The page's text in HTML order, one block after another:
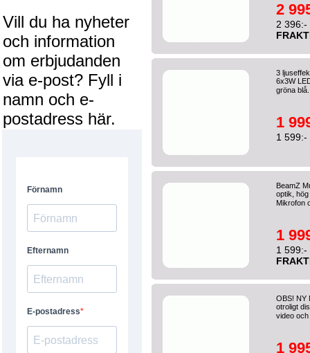
Vill du ha nyheter
och information
om erbjudanden
via e-post? Fyll i
namn och e-
postadress här.
2
2 396:-
3
6x3W
gröna
1
1 599:-
BeamZ
optik,
Mikrofon
1
1 599:-
OBS! NY
otroligt
video
1